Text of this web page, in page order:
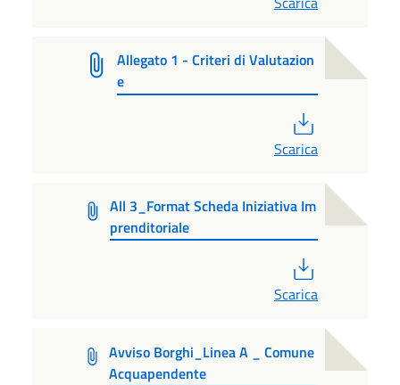
Allegato 1 - Criteri di Valutazion
e
Scarica
All 3_Format Scheda Iniziativa Im
prenditoriale
Scarica
Avviso Borghi_Linea A _ Comune
Acquapendente